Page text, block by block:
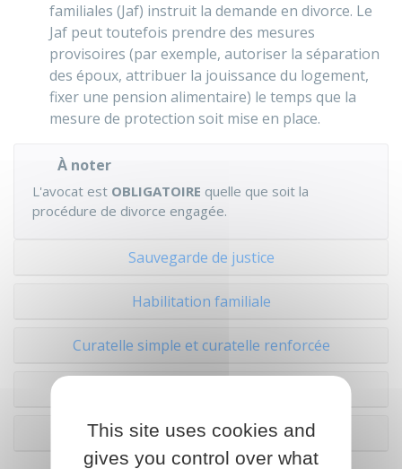
familiales (Jaf) instruit la demande en divorce. Le
Jaf peut toutefois prendre des mesures
provisoires (par exemple, autoriser la séparation
des époux, attribuer la jouissance du logement,
fixer une pension alimentaire) le temps que la
mesure de protection soit mise en place.
À noter
L'avocat est OBLIGATOIRE quelle que soit la
procédure de divorce engagée.
Sauvegarde de justice
Habilitation familiale
Curatelle simple et curatelle renforcée
Mandat de protection future
This site uses cookies and
gives you control over what